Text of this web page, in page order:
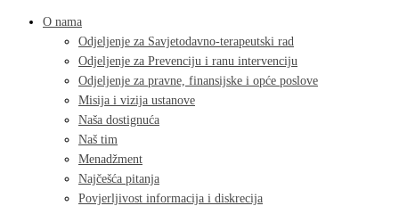
O nama
Odjeljenje za Savjetodavno-terapeutski rad
Odjeljenje za Prevenciju i ranu intervenciju
Odjeljenje za pravne, finansijske i opće poslove
Misija i vizija ustanove
Naša dostignuća
Naš tim
Menadžment
Najčešća pitanja
Povjerljivost informacija i diskrecija